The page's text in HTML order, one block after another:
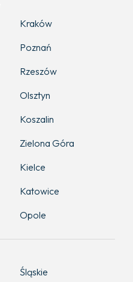
Kraków
Poznań
Rzeszów
Olsztyn
Koszalin
Zielona Góra
Kielce
Katowice
Opole
Śląskie